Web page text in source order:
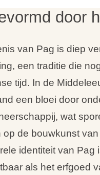
door
van Pag is diep
een traditie die
tijd. In de
een bloei door
wat
op de bouwkunst van
identiteit van Pag
als het erfgoed